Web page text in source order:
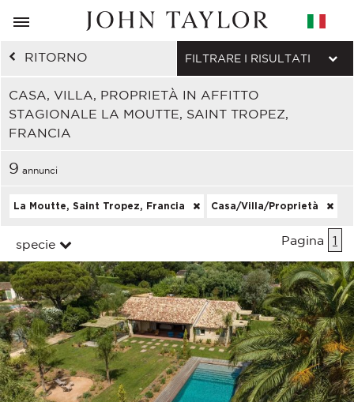
RITORNO
CASA, VILLA, PROPRIETÀ IN AFFITTO
STAGIONALE LA MOUTTE, SAINT TROPEZ,
FRANCIA
FILTRARE I RISULTATI
9 annunci
La Moutte, Saint Tropez, Francia Casa/Villa/Proprietà
specie Pagina 1